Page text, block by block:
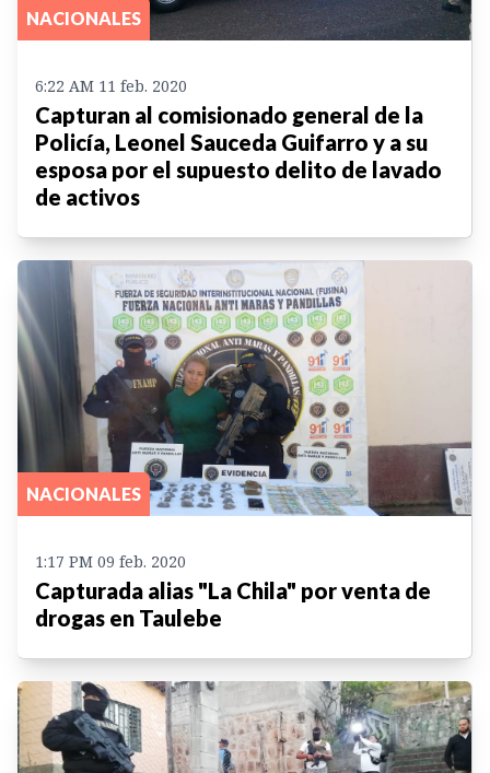
NACIONALES
6:22 AM 11 feb. 2020
Capturan al comisionado general de la
Policía, Leonel Sauceda Guifarro y a su
esposa por el supuesto delito de lavado
de activos
NACIONALES
1:17 PM 09 feb. 2020
Capturada alias "La Chila" por venta de
drogas en Taulebe